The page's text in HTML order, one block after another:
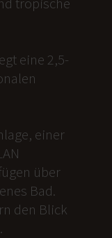
eine 2,5-
einer
über
Bad.
den Blick